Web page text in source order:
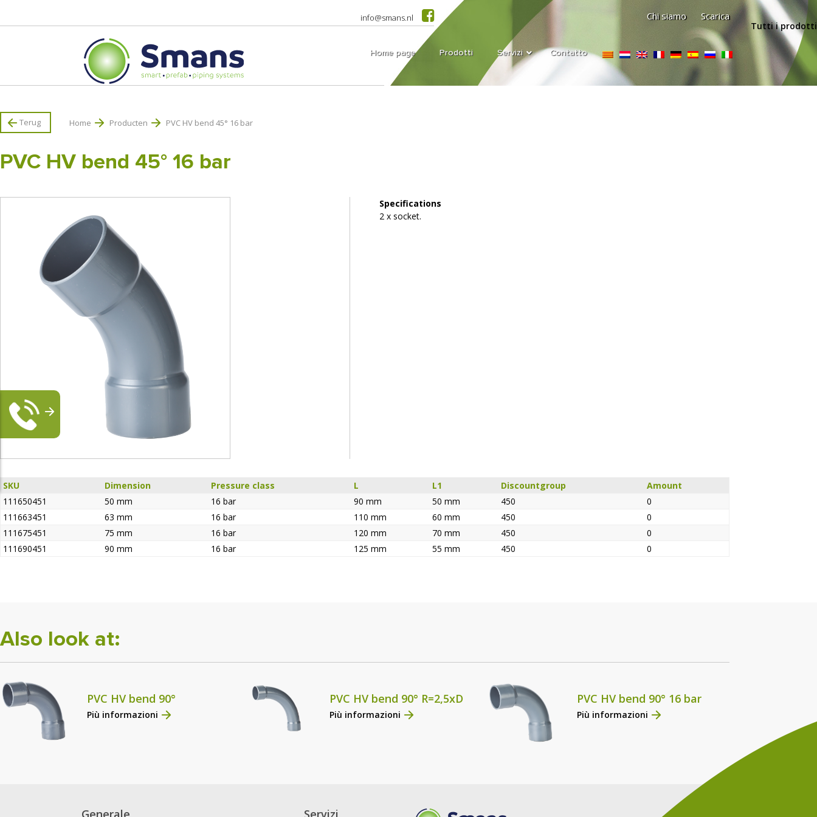
info@smans.nl Chi siamo Scarica
Home page Prodotti Servizi Contatto
Terug Home Producten PVC HV bend 45° 16 bar
PVC HV bend 45° 16 bar
Specifications
2 x socket.
SKU Dimension Pressure class L L1 Discountgroup
Amount
111650451
50 mm 16 bar 90 mm 50 mm 450
0
111663451
63 mm 16 bar 110 mm 60 mm 450
0
111675451
75 mm 16 bar 120 mm 70 mm 450
0
111690451
90 mm 16 bar 125 mm 55 mm 450 0
Tutti i prodotti
Also look at:
PVC HV bend 90°
Più informazioni
PVC HV bend 90° R=2,5xD
Più informazioni
PVC HV bend 90° 16 bar
Più informazioni